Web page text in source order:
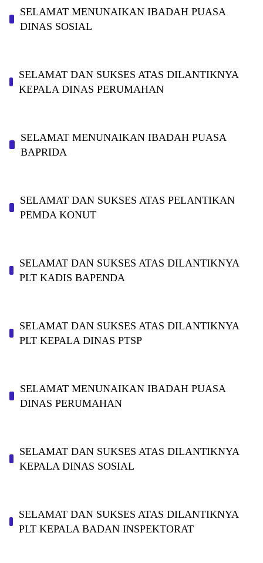
SELAMAT MENUNAIKAN IBADAH PUASA
DINAS SOSIAL
SELAMAT DAN SUKSES ATAS DILANTIKNYA
KEPALA DINAS PERUMAHAN
SELAMAT MENUNAIKAN IBADAH PUASA
BAPRIDA
SELAMAT DAN SUKSES ATAS PELANTIKAN
PEMDA KONUT
SELAMAT DAN SUKSES ATAS DILANTIKNYA
PLT KADIS BAPENDA
SELAMAT DAN SUKSES ATAS DILANTIKNYA
PLT KEPALA DINAS PTSP
SELAMAT MENUNAIKAN IBADAH PUASA
DINAS PERUMAHAN
SELAMAT DAN SUKSES ATAS DILANTIKNYA
KEPALA DINAS SOSIAL
SELAMAT DAN SUKSES ATAS DILANTIKNYA
PLT KEPALA BADAN INSPEKTORAT